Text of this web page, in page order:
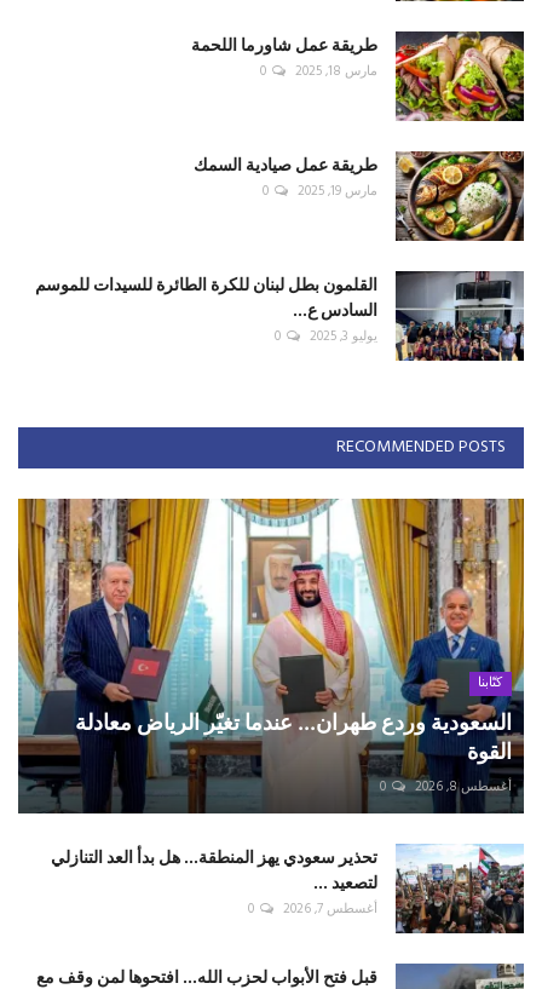
طريقة عمل شاورما اللحمة
مارس 18, 2025 0
طريقة عمل صيادية السمك
مارس 19, 2025 0
القلمون بطل لبنان للكرة الطائرة للسيدات للموسم
السادس ع...
يوليو 3, 2025 0
RECOMMENDED POSTS
كتّابنا
السعودية وردع طهران... عندما تغيّر الرياض معادلة
القوة
أغسطس 8, 2026 0
تحذير سعودي يهز المنطقة... هل بدأ العد التنازلي
لتصعيد ...
أغسطس 7, 2026 0
قبل فتح الأبواب لحزب الله... افتحوها لمن وقف مع